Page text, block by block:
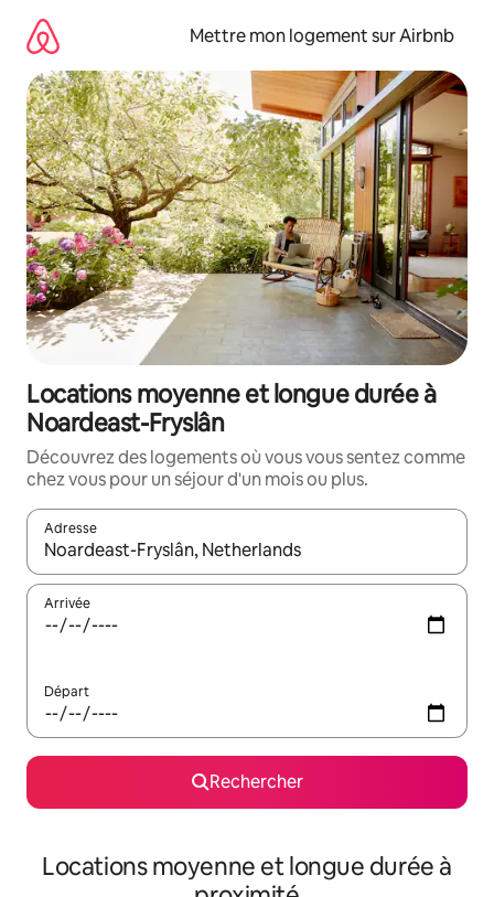
directement
contenu
Mettre mon logement sur Airbnb
Locations moyenne et longue durée à
Noardeast-Fryslân
Découvrez des logements où vous vous sentez comme
chez vous pour un séjour d'un mois ou plus.
Adresse
Lorsque les résultats s'affichent, utilisez les flèches vers le
Arrivée
Départ
Rechercher
Locations moyenne et longue durée à